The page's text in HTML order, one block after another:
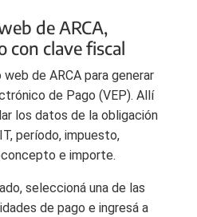
de ARCA,
con clave fiscal
web de ARCA para generar
de Pago (VEP). Allí
los datos de la obligación
período, impuesto,
e importe.
seleccioná una de las
de pago e ingresá a